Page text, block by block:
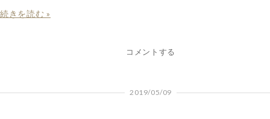
続きを読む »
コメントする
2019/05/09